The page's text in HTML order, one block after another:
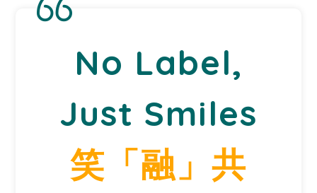
No Label,
Just Smiles
笑「融」共